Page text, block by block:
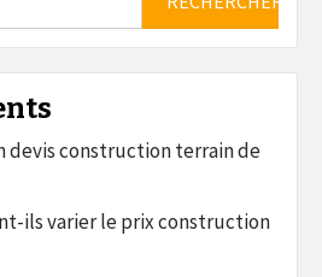
devis construction terrain de
ils varier le prix construction